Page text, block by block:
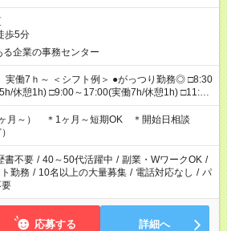
歩5分
る企業の事務センター
●がっつり勤務◎ □8:30
休憩1h) □9:00～17:00(実働7h/休憩1h) □11:00
憩1h) □13:00～21:00(実働7h/休憩1h) ＊上記
！お気軽にご相談ください！
月～） ＊1ヶ月～短期OK ＊開始日相談
書不要 / 40～50代活躍中 / 副業・WワークOK /
勤務 / 10名以上の大量募集 / 電話対応なし / パ
要
応募する 詳細へ